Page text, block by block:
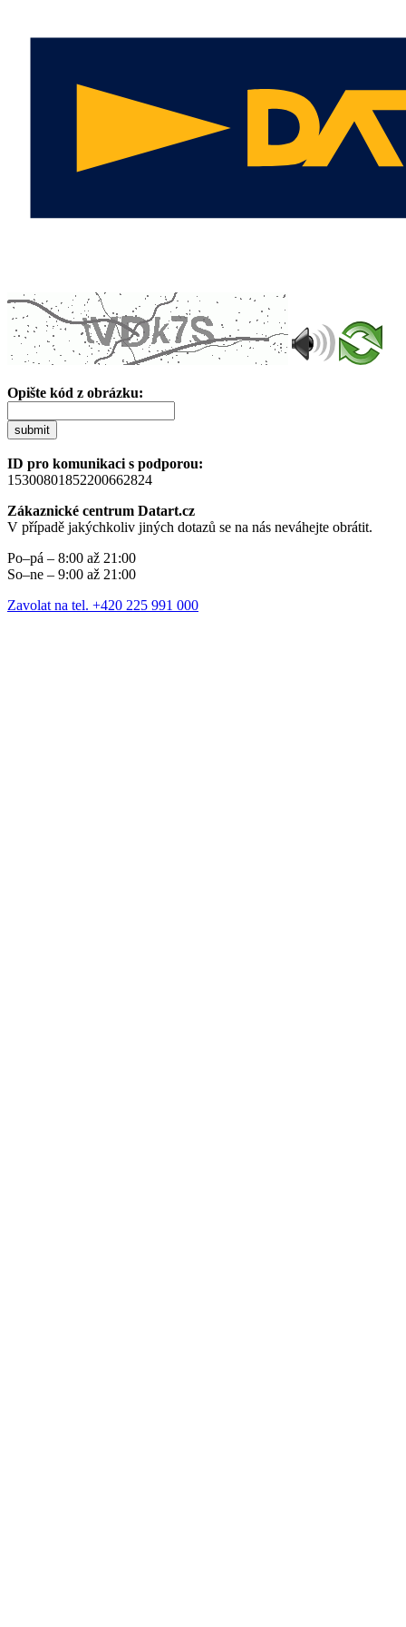
Opište kód z obrázku:
submit
ID pro komunikaci s podporou:
15300801852200662824
Zákaznické centrum Datart.cz
V případě jakýchkoliv jiných dotazů se na nás neváhejte obrátit.
Po–pá – 8:00 až 21:00
So–ne – 9:00 až 21:00
Zavolat na tel. +420 225 991 000